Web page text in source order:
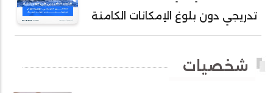
أحمد عبد الله أحمد مسكه
تدريجي دون بلوغ الإمكانات الكامنة
شخصيات